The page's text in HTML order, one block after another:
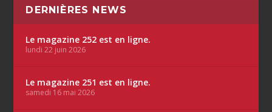
DERNIÈRES NEWS
Le magazine 252 est en ligne.
lundi 22 juin 2026
Le magazine 251 est en ligne.
samedi 16 mai 2026